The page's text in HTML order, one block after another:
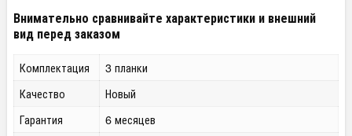
Внимательно сравнивайте характеристики и внешний
вид перед заказом
Комплектация
3 планки
Качество
Новый
Гарантия
6 месяцев